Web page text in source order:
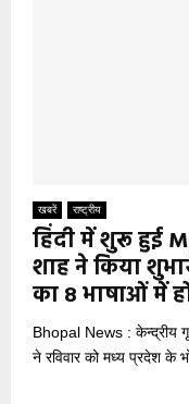
खबरें राष्ट्रीय
हिंदी में शुरू हुई
शाह ने किया
का 8 भाषाओं में
Bhopal News : केन्द्रीय
ने रविवार को मध्य प्रदेश के